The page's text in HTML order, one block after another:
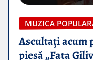
MUZICA
Ascultați acum
piesă „Fata